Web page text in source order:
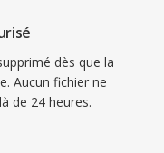
dès que la
Aucun fichier ne
de 24 heures.